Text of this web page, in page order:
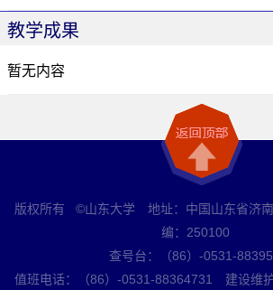
教学成果
暂无内容
版权所有 ©山东大学 地址：中国山东省济
编：250100
查号台：（86）-0531-
值班电话：（86）-0531-88364731 建设维